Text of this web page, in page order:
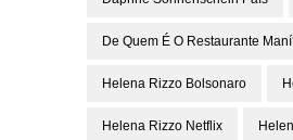
De Quem É O Restaurante
Helena Rizzo Bolsonaro
Helena Rizzo Netflix